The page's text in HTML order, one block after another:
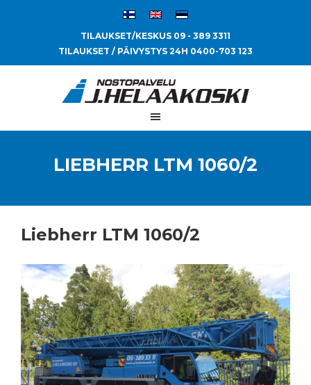
TILAUKSET/KESKUS 09 - 389 3311
TILAUKSET / PÄIVYSTYS 24H 0400-703 123
LIEBHERR LTM 1060/2
Liebherr LTM 1060/2